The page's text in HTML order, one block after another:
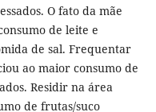
O fato da mãe
de leite e
de sal. Frequentar
ao maior consumo de
Residir na área
de frutas/suco